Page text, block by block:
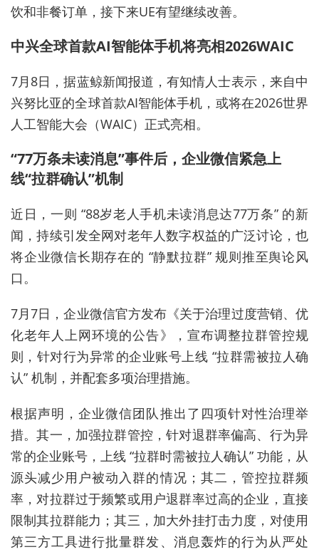
饮和非餐订单，接下来UE有望继续改善。
中兴全球首款AI智能体手机将亮相2026WAIC
7月8日，据蓝鲸新闻报道，有知情人士表示，来自中
兴努比亚的全球首款AI智能体手机，或将在2026世界
人工智能大会（WAIC）正式亮相。
“77万条未读消息”事件后，企业微信紧急上
线“拉群确认”机制
近日，一则 “88岁老人手机未读消息达77万条” 的新
闻，持续引发全网对老年人数字权益的广泛讨论，也
将企业微信长期存在的 “静默拉群” 规则推至舆论风
口。
7月7日，企业微信官方发布《关于治理过度营销、优
化老年人上网环境的公告》，宣布调整拉群管控规
则，针对行为异常的企业账号上线 “拉群需被拉人确
认” 机制，并配套多项治理措施。
根据声明，企业微信团队推出了四项针对性治理举
措。其一，加强拉群管控，针对退群率偏高、行为异
常的企业账号，上线 “拉群时需被拉人确认” 功能，从
源头减少用户被动入群的情况；其二，管控拉群频
率，对拉群过于频繁或用户退群率过高的企业，直接
限制其拉群能力；其三，加大外挂打击力度，对使用
第三方工具进行批量群发、消息轰炸的行为从严处